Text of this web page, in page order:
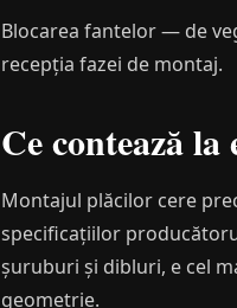
Blocarea fantelor — de
recepția fazei de montaj.
Ce contează la
Montajul plăcilor cere
specificațiilor
șuruburi și dibluri, e cel
geometrie.